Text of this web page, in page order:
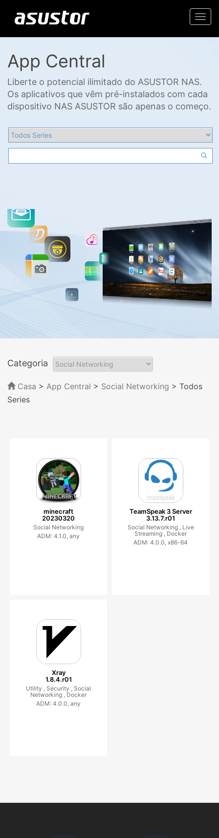
App Central
Liberte o potencial ilimitado do ASUSTOR NAS.
Os aplicativos que vêm pré-instalados com cada
dispositivo NAS ASUSTOR são apenas o começo.
Categoria
Casa > App Central > Social Networking > Todos
Series
minecraft
20230320
Social Networking
ADM: 4.1.0, any
TeamSpeak 3 Server
3.13.7.r01
Social Networking , Live
Streaming , Docker
ADM: 4.0.0, x86-64
Xray
1.8.4.r01
Utility , Security , Social
Networking , Docker
ADM: 4.0.0, any